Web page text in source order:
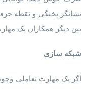
نشانگر پختگی و نقطه
بین دیگر همکاران یک
شبکه سازی
اگر یک مهارت تعاملی